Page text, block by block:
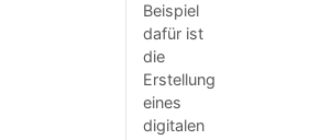
Beispiel
dafür ist
die
Erstellung
eines
digitalen